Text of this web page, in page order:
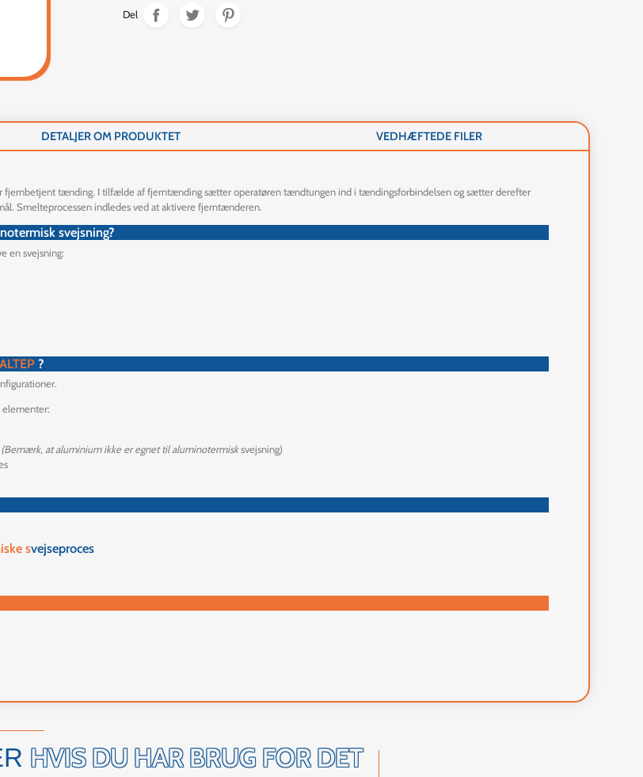
Del
DETALJER OM PRODUKTET VEDHÆFTEDE FILER
fjernbetjent tænding. I tilfælde af fjerntænding sætter operatøren tændtungen ind i tændingsforbindelsen og sætter derefter
Smelteprocessen indledes ved at aktivere fjerntænderen.
svejsning?
en svejsning:
?
elementer:
(Bemærk, at aluminium ikke er egnet til aluminotermisksvejsning)
svejseproces
HVIS DU HAR BRUG FOR DET